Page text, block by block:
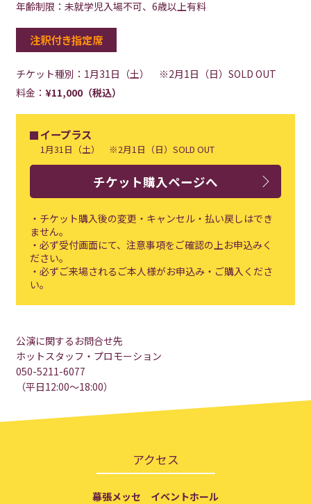
年齢制限：未就学児入場不可、6歳以上有料
注釈付き指定席
チケット種別： 1月31日（土） ※2月1日（日）SOLD OUT
料金： ¥11,000（税込）
イープラス
1月31日（土） ※2月1日（日）SOLD OUT
チケット購入ページへ
・チケット購入後の変更・キャンセル・払い戻しはでき
ません。
・必ず受付画面にて、注意事項をご確認の上お申込みく
ださい。
・必ずご来場されるご本人様がお申込み・ご購入くださ
い。
公演に関するお問合せ先
ホットスタッフ・プロモーション
050-5211-6077
（平日12:00〜18:00）
アクセス
幕張メッセ イベントホール